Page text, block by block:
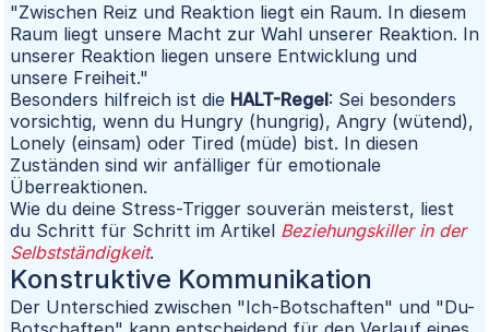
"Zwischen Reiz und Reaktion liegt ein Raum. In diesem
Raum liegt unsere Macht zur Wahl unserer Reaktion. In
unserer Reaktion liegen unsere Entwicklung und
unsere Freiheit."
Besonders hilfreich ist die HALT-Regel: Sei besonders
vorsichtig, wenn du Hungry (hungrig), Angry (wütend),
Lonely (einsam) oder Tired (müde) bist. In diesen
Zuständen sind wir anfälliger für emotionale
Überreaktionen.
Wie du deine Stress-Trigger souverän meisterst, liest
du Schritt für Schritt im Artikel Beziehungskiller in der
Selbstständigkeit.
Konstruktive Kommunikation
Der Unterschied zwischen "Ich-Botschaften" und "Du-